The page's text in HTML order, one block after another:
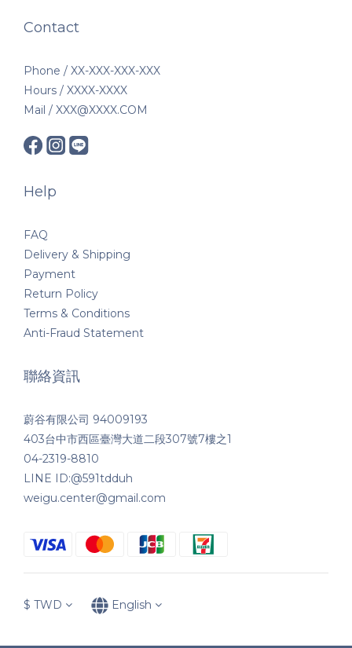
Contact
Phone / XX-XXX-XXX-XXX
Hours / XXXX-XXXX
Mail / XXX@XXXX.COM
Help
FAQ
Delivery & Shipping
Payment
Return Policy
Terms & Conditions
Anti-Fraud Statement
聯絡資訊
蔚谷有限公司 94009193
403台中市西區臺灣大道二段307號7樓之1
04-2319-8810
LINE ID:@591tdduh
weigu.center@gmail.com
$ TWD English